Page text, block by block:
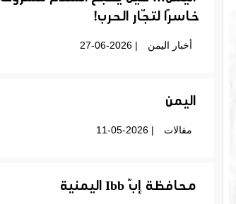
خاسرًا لتجّار الحرب!
أخبار اليمن | 27-06-2026
اليمن
مقالات | 11-05-2026
محافظة إبّ Ibb اليمنية